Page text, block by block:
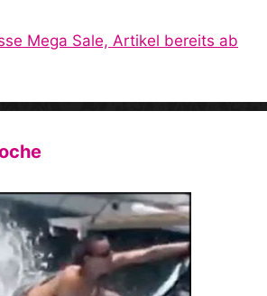
Mega Sale, Artikel bereits ab